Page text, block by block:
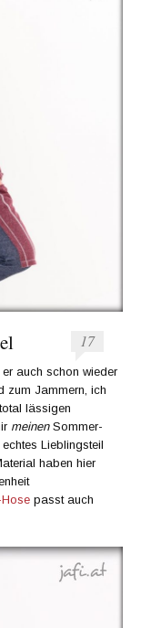
17
auch schon wieder
zum Jammern, ich
lässigen
meinenSommer-
Lieblingsteil
haben hier
passt auch